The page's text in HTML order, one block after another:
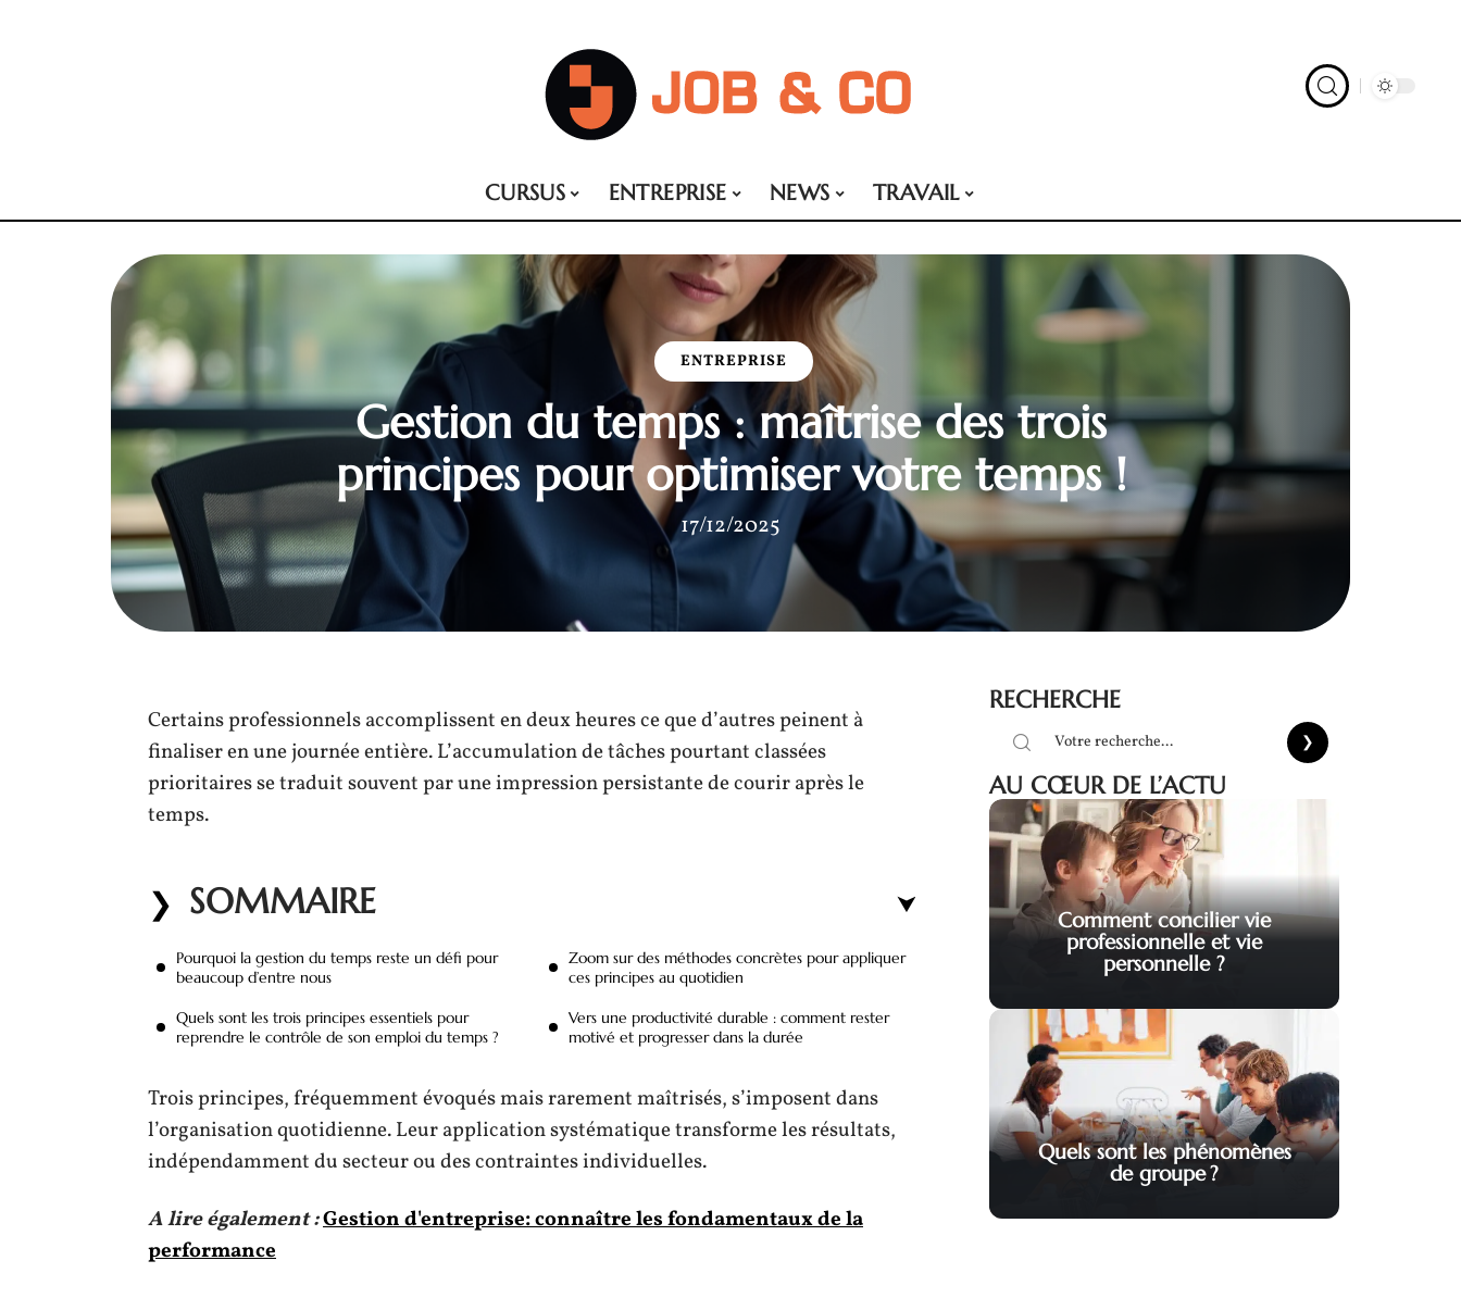
CURSUS ENTREPRISE NEWS TRAVAIL
ENTREPRISE
Gestion du temps : maîtrise des trois
principes pour optimiser votre temps !
17/12/2025
Certains professionnels accomplissent en deux heures ce que d’autres peinent à
finaliser en une journée entière. L’accumulation de tâches pourtant classées
prioritaires se traduit souvent par une impression persistante de courir après le
temps.
SOMMAIRE
Pourquoi la gestion du temps reste un défi pour
beaucoup d’entre nous
Quels sont les trois principes essentiels pour
reprendre le contrôle de son emploi du temps ?
Zoom sur des méthodes concrètes pour appliquer
ces principes au quotidien
Vers une productivité durable : comment rester
motivé et progresser dans la durée
Trois principes, fréquemment évoqués mais rarement maîtrisés, s’imposent dans
l’organisation quotidienne. Leur application systématique transforme les résultats,
indépendamment du secteur ou des contraintes individuelles.
A lire également :Gestion d'entreprise: connaître les fondamentaux de la
performance
RECHERCHE
AU CŒUR DE L’ACTU
Comment concilier vie
professionnelle et vie
personnelle ?
Quels sont les phénomènes
de groupe ?